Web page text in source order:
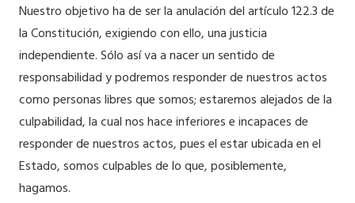
Nuestro objetivo ha de ser la anulación del artículo 122.3 de
la Constitución, exigiendo con ello, una justicia
independiente. Sólo así va a nacer un sentido de
responsabilidad y podremos responder de nuestros actos
como personas libres que somos; estaremos alejados de la
culpabilidad, la cual nos hace inferiores e incapaces de
responder de nuestros actos, pues el estar ubicada en el
Estado, somos culpables de lo que, posiblemente,
hagamos.